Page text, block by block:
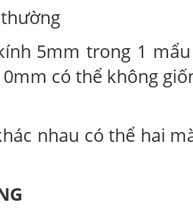
5mm trong 1
có thể không
nhau có thể hai